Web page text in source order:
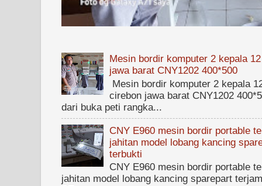
Mesin bordir komputer 2 kepala
jawa barat CNY1202 400*500
Mesin bordir komputer 2 kepala
cirebon jawa barat CNY1202
dari buka peti rangka...
CNY E960 mesin bordir portable
jahitan model lobang kancing
terbukti
CNY E960 mesin bordir portable
jahitan model lobang kancing sparepart